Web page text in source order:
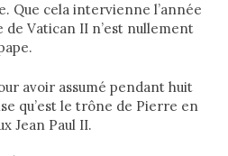
Que cela intervienne l’année
de Vatican II n’est nullement
avoir assumé pendant huit
qu’est le trône de Pierre en
Jean Paul II.